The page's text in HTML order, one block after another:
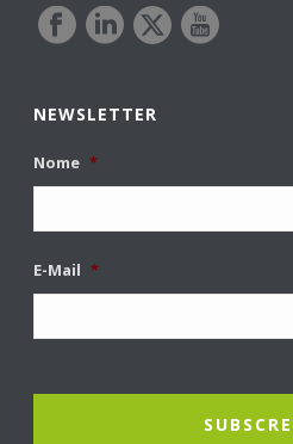
NEWSLETTER
Nome *
E-Mail *